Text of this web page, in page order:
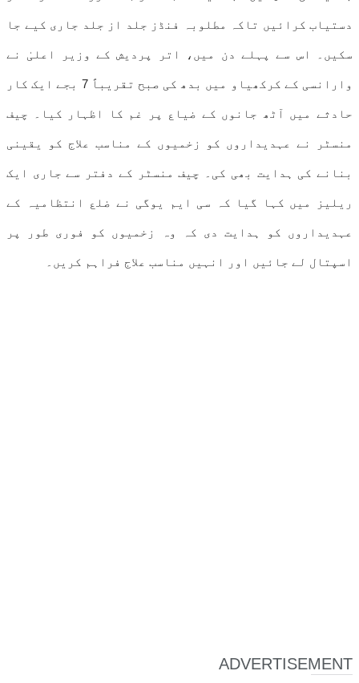
دستیاب کرائیں تاکہ مطلوبہ فنڈز جلد از جلد جاری کیے جا
سکیں۔ اس سے پہلے دن میں، اتر پردیش کے وزیر اعلیٰ نے
وارانسی کے کرکھیاو میں بدھ کی صبح تقریباً 7 بجے ایک کار
حادثے میں آٹھ جانوں کے ضیاع پر غم کا اظہار کیا۔ چیف
منسٹر نے عہدیداروں کو زخمیوں کے مناسب علاج کو یقینی
بنانے کی ہدایت بھی کی۔ چیف منسٹر کے دفتر سے جاری ایک
ریلیز میں کہا گیا کہ سی ایم یوگی نے ضلع انتظامیہ کے
عہدیداروں کو ہدایت دی کہ وہ زخمیوں کو فوری طور پر
اسپتال لے جائیں اور انہیں مناسب علاج فراہم کریں۔
ADVERTISEMENT